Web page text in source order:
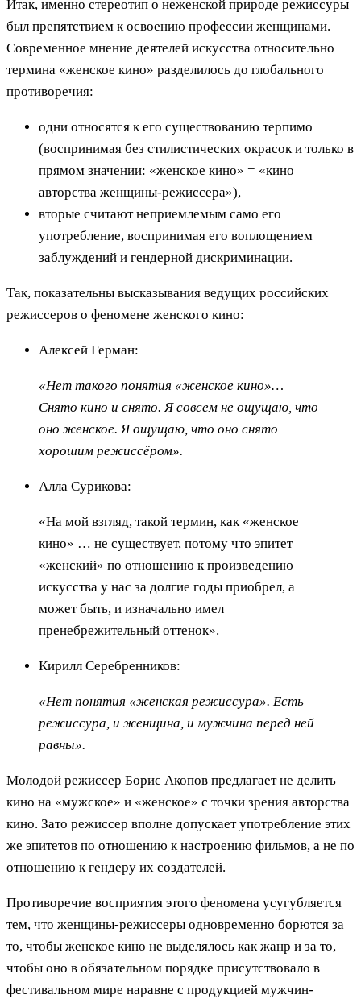
Итак, именно стереотип о неженской природе режиссуры
был препятствием к освоению профессии женщинами.
Современное мнение деятелей искусства относительно
термина «женское кино» разделилось до глобального
противоречия:
одни относятся к его существованию терпимо
(воспринимая без стилистических окрасок и только в
прямом значении: «женское кино» = «кино
авторства женщины-режиссера»),
вторые считают неприемлемым само его
употребление, воспринимая его воплощением
заблуждений и гендерной дискриминации.
Так, показательны высказывания ведущих российских
режиссеров о феномене женского кино:
Алексей Герман:
«Нет такого понятия «женское кино»…
Снято кино и снято. Я совсем не ощущаю, что
оно женское. Я ощущаю, что оно снято
хорошим режиссёром».
Алла Сурикова:
«На мой взгляд, такой термин, как «женское
кино» … не существует, потому что эпитет
«женский» по отношению к произведению
искусства у нас за долгие годы приобрел, а
может быть, и изначально имел
пренебрежительный оттенок».
Кирилл Серебренников:
«Нет понятия «женская режиссура». Есть
режиссура, и женщина, и мужчина перед ней
равны».
Молодой режиссер Борис Акопов предлагает не делить
кино на «мужское» и «женское» с точки зрения авторства
кино. Зато режиссер вполне допускает употребление этих
же эпитетов по отношению к настроению фильмов, а не по
отношению к гендеру их создателей.
Противоречие восприятия этого феномена усугубляется
тем, что женщины-режиссеры одновременно борются за
то, чтобы женское кино не выделялось как жанр и за то,
чтобы оно в обязательном порядке присутствовало в
фестивальном мире наравне с продукцией мужчин-